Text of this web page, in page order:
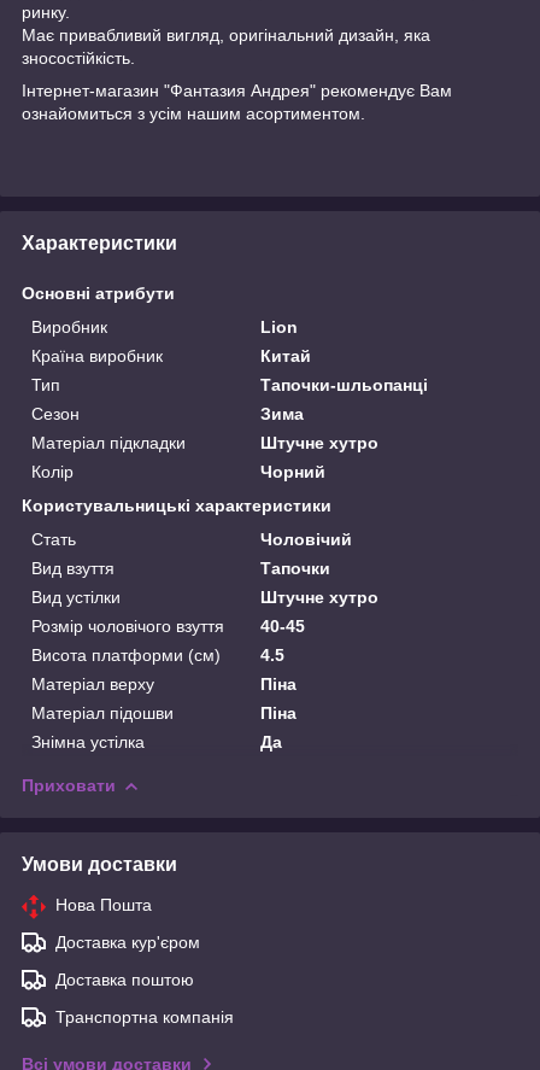
ринку.
Має привабливий вигляд, оригінальний дизайн, яка
зносостійкість.
Інтернет-магазин "Фантазия Андрея" рекомендує Вам
ознайомиться з усім нашим асортиментом.
Характеристики
Основні атрибути
Виробник
Lion
Країна виробник
Китай
Тип
Тапочки-шльопанці
Сезон
Зима
Матеріал підкладки
Штучне хутро
Колір
Чорний
Користувальницькі характеристики
Стать
Чоловічий
Вид взуття
Тапочки
Вид устілки
Штучне хутро
Розмір чоловічого взуття
40-45
Висота платформи (см)
4.5
Матеріал верху
Піна
Матеріал підошви
Піна
Знімна устілка
Да
Приховати
Умови доставки
Нова Пошта
Доставка кур'єром
Доставка поштою
Транспортна компанія
Всі умови доставки